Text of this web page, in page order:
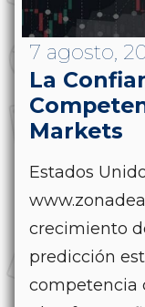
7 agosto,
La
Markets
Estados
crecimiento
predicción
competencia